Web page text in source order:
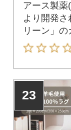
アース製薬
より開発さ
リーン」の
23